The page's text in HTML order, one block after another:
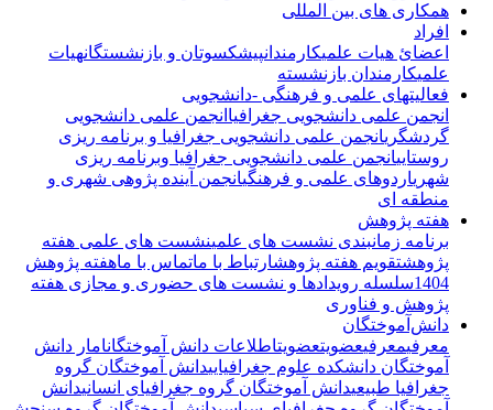
همکاری های بین المللی
افراد
اعضائ هیات علمیکارمندانپیشکسوتان و بازنشستگانهیات
علمیکارمندان بازنشسته
فعالیتهای علمی و فرهنگی -دانشجویی
انجمن علمی دانشجویی جغرافیاانجمن علمی دانشجویی
گردشگریانجمن علمی دانشجویی جغرافیا و برنامه ریزی
روستاییانجمن علمی دانشجویی جغرافیا وبرنامه ریزی
شهریاردوهای علمی و فرهنگیانجمن آینده پژوهی شهری و
منطقه ای
هفته پژوهش
برنامه زمانبندی نشست های علمینشست های علمی هفته
پژوهشتقویم هفته پژوهشارتباط با ماتماس با ماهفته پژوهش
1404سلسله رویدادها و نشست های حضوری و مجازی هفته
پژوهش و فناوری
دانش‌آموختگان
معرفیمعرفیعضویتعضویتاطلاعات دانش آموختگانامار دانش
آموختگان دانشکده علوم جغرافیاییدانش آموختگان گروه
جغرافیا طبیعیدانش آموختگان گروه جغرافیای انسانیدانش